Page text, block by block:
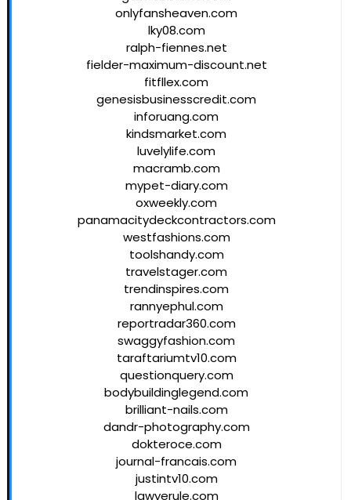
onlyfansheaven.com
lky08.com
ralph-fiennes.net
fielder-maximum-discount.net
fitfllex.com
genesisbusinesscredit.com
inforuang.com
kindsmarket.com
luvelylife.com
macramb.com
mypet-diary.com
oxweekly.com
panamacitydeckcontractors.com
westfashions.com
toolshandy.com
travelstager.com
trendinspires.com
rannyephul.com
reportradar360.com
swaggyfashion.com
taraftariumtv10.com
questionquery.com
bodybuildinglegend.com
brilliant-nails.com
dandr-photography.com
dokteroce.com
journal-francais.com
justintv10.com
lawyerule.com